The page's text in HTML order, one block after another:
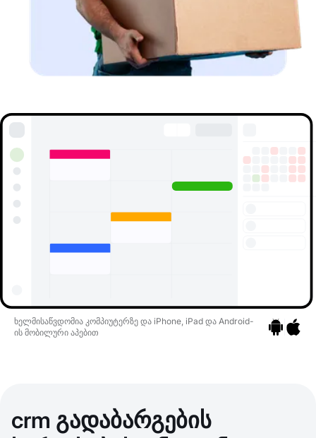
ხელმისაწვდომია კომპიუტერზე და iPhone, iPad და Android-
ის მობილური აპებით
crm გადაბარგების